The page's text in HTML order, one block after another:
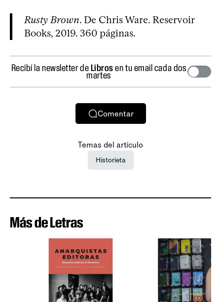
Rusty Brown. De Chris Ware. Reservoir
Books, 2019. 360 páginas.
Recibí la newsletter deLibrosen tu email cada dos
martes
Comentar
Temas del artículo
Historieta
Más de Letras